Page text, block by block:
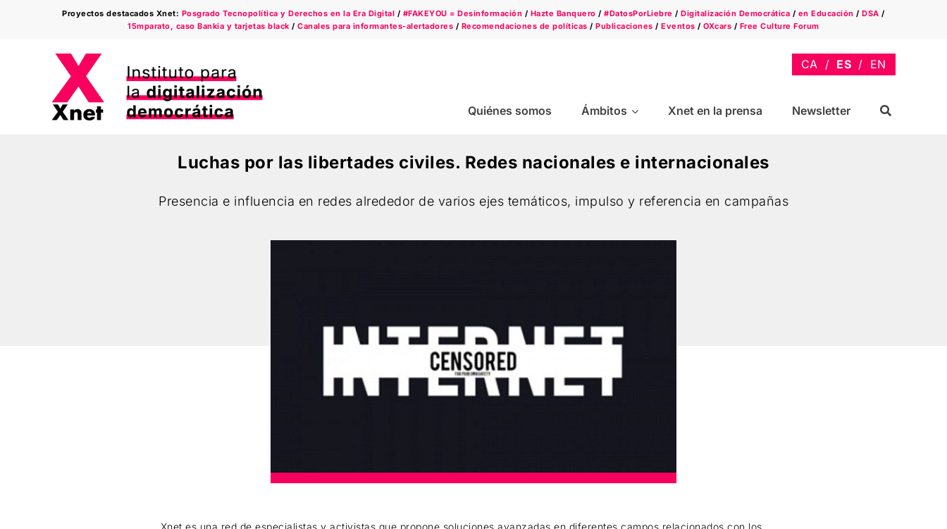
Proyectos destacados Xnet: Posgrado Tecnopolítica y Derechos en la Era Digital / #FAKEYOU = Desinformación / Hazte Banquero /#DatosPorLiebre /Digitalización Democrática / en Educación /DSA /
15mparato, caso Bankia y tarjetas black /Canales para informantes-alertadores / Recomendaciones de políticas /Publicaciones /Eventos /OXcars / Free Culture Forum
Quiénes somos Ámbitos Xnet en la prensa Newsletter
Luchas por las libertades civiles. Redes nacionales e internacionales
Presencia e influencia en redes alrededor de varios ejes temáticos, impulso y referencia en campañas
Xnet es una red de especialistas y activistas que propone soluciones avanzadas en diferentes campos relacionados con los